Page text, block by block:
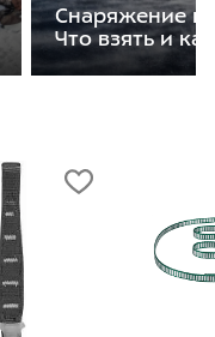
Снаряжение
Что взять и